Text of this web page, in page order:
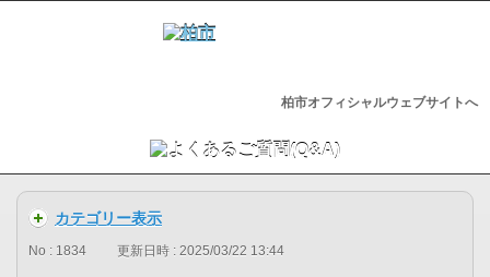
柏市オフィシャルウェブサイトへ
カテゴリー表示
No : 1834 更新日時 : 2025/03/22 13:44